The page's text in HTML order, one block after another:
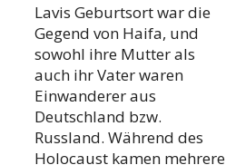
Lavis Geburtsort war die
Gegend von Haifa, und
sowohl ihre Mutter als
auch ihr Vater waren
Einwanderer aus
Deutschland bzw.
Russland. Während des
Holocaust kamen mehrere